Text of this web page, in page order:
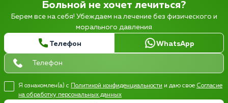
Больной не хочет лечиться?
Берем все на себя! Убеждаем на лечение без физического и
морального давления
Телефон WhatsApp
Я ознакомлен(а) с Политикой конфиденциальности и даю свое Согласие
на обработку персональных данных